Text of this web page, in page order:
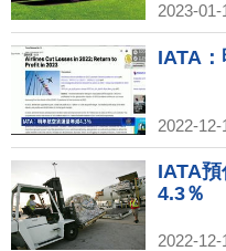
2023-
IATA
2022-
IATA
4.3％
2022-12-